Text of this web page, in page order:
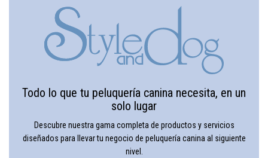
Todo lo que tu peluquería canina necesita, en un
solo lugar
Descubre nuestra gama completa de productos y servicios
diseñados para llevar tu negocio de peluquería canina al siguiente
nivel.